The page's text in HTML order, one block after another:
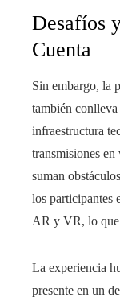
Desafíos
Cuenta
Sin embargo, la
también
infraestructura
transmisiones
suman
los participantes
AR y VR, lo que
La experiencia
presente en un